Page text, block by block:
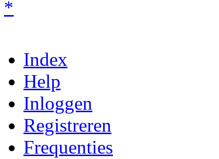
Index
Help
Inloggen
Registreren
Frequenties